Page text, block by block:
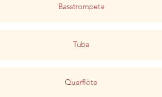
Basstrompete
Tuba
Querflöte